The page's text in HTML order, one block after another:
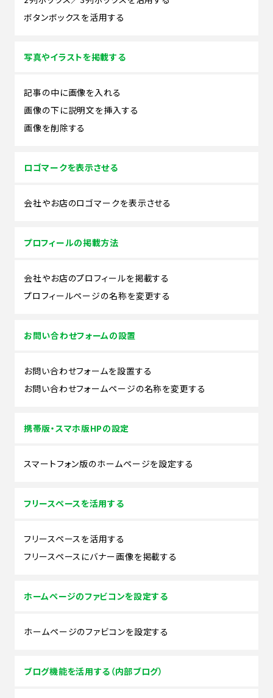
ボタンボックスを活用する
写真やイラストを掲載する
記事の中に画像を入れる
画像の下に説明文を挿入する
画像を削除する
ロゴマークを表示させる
会社やお店のロゴマークを表示させる
プロフィールの掲載方法
会社やお店のプロフィールを掲載する
プロフィールページの名称を変更する
お問い合わせフォームの設置
お問い合わせフォームを設置する
お問い合わせフォームページの名称を変更する
携帯版・スマホ版HPの設定
スマートフォン版のホームページを設定する
フリースペースを活用する
フリースペースを活用する
フリースペースにバナー画像を掲載する
ホームページのファビコンを設定する
ホームページのファビコンを設定する
ブログ機能を活用する（内部ブログ）